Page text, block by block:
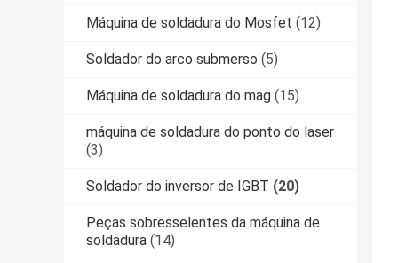
Máquina de soldadura do Mosfet (12)
Soldador do arco submerso (5)
Máquina de soldadura do mag (15)
máquina de soldadura do ponto do laser
(3)
Soldador do inversor de IGBT (20)
Peças sobresselentes da máquina de
soldadura (14)